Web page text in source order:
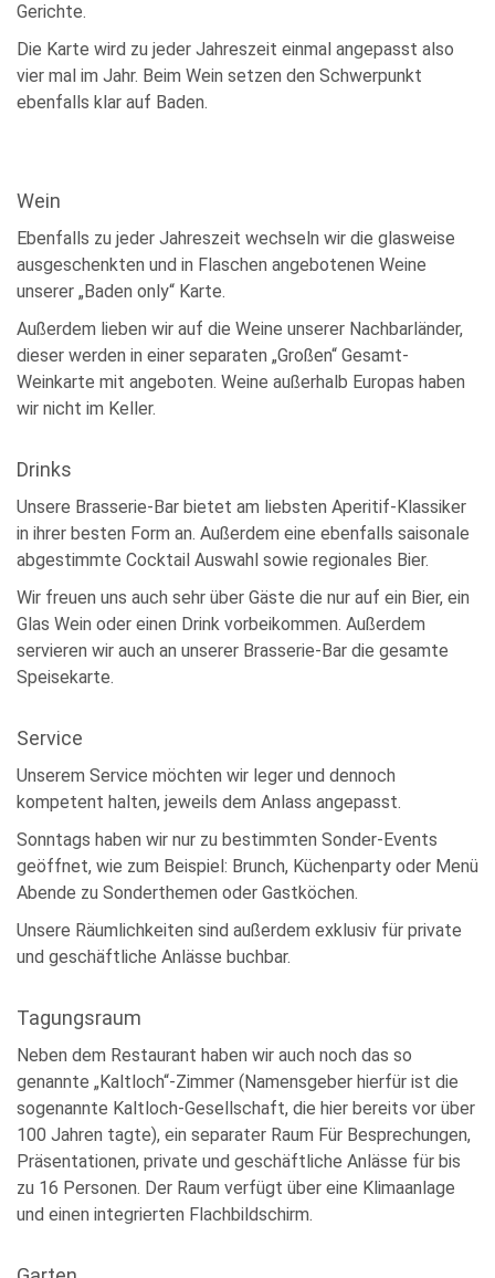
Gerichte.
Die Karte wird zu jeder Jahreszeit einmal angepasst also
vier mal im Jahr. Beim Wein setzen den Schwerpunkt
ebenfalls klar auf Baden.
Wein
Ebenfalls zu jeder Jahreszeit wechseln wir die glasweise
ausgeschenkten und in Flaschen angebotenen Weine
unserer „Baden only“ Karte.
Außerdem lieben wir auf die Weine unserer Nachbarländer,
dieser werden in einer separaten „Großen“ Gesamt-
Weinkarte mit angeboten. Weine außerhalb Europas haben
wir nicht im Keller.
Drinks
Unsere Brasserie-Bar bietet am liebsten Aperitif-Klassiker
in ihrer besten Form an. Außerdem eine ebenfalls saisonale
abgestimmte Cocktail Auswahl sowie regionales Bier.
Wir freuen uns auch sehr über Gäste die nur auf ein Bier, ein
Glas Wein oder einen Drink vorbeikommen. Außerdem
servieren wir auch an unserer Brasserie-Bar die gesamte
Speisekarte.
Service
Unserem Service möchten wir leger und dennoch
kompetent halten, jeweils dem Anlass angepasst.
Sonntags haben wir nur zu bestimmten Sonder-Events
geöffnet, wie zum Beispiel: Brunch, Küchenparty oder Menü
Abende zu Sonderthemen oder Gastköchen.
Unsere Räumlichkeiten sind außerdem exklusiv für private
und geschäftliche Anlässe buchbar.
Tagungsraum
Neben dem Restaurant haben wir auch noch das so
genannte „Kaltloch“-Zimmer (Namensgeber hierfür ist die
sogenannte Kaltloch-Gesellschaft, die hier bereits vor über
100 Jahren tagte), ein separater Raum Für Besprechungen,
Präsentationen, private und geschäftliche Anlässe für bis
zu 16 Personen. Der Raum verfügt über eine Klimaanlage
und einen integrierten Flachbildschirm.